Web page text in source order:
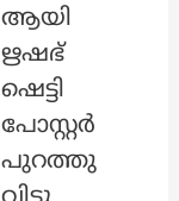
ആയി
ഋഷഭ്
ഷെട്ടി
പോസ്റ്റർ
പുറത്തു